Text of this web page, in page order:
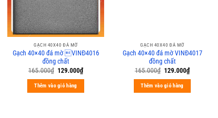
GẠCH 40X40 ĐÁ MỜ
Gạch 40×40 đá mờ VINĐ4016
đồng chất
165.000₫ 129.000₫
Thêm vào giỏ hàng
GẠCH 40X40 ĐÁ MỜ
Gạch 40×40 đá mờ VINĐ4017
đồng chất
165.000₫ 129.000₫
Thêm vào giỏ hàng